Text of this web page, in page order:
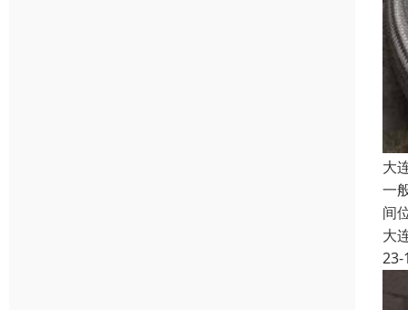
大
一
间
大
23-